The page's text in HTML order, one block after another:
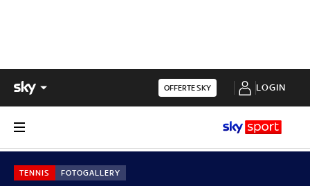
OFFERTE SKY LOGIN
TENNIS FOTOGALLERY